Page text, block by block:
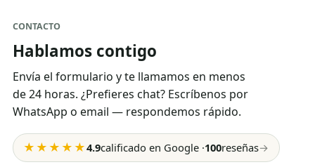
CONTACTO
Hablamos contigo
Envía el formulario y te llamamos en menos
de 24 horas. ¿Prefieres chat? Escríbenos por
WhatsApp o email — respondemos rápido.
★★★★★4.9calificado en Google ·100reseñas→